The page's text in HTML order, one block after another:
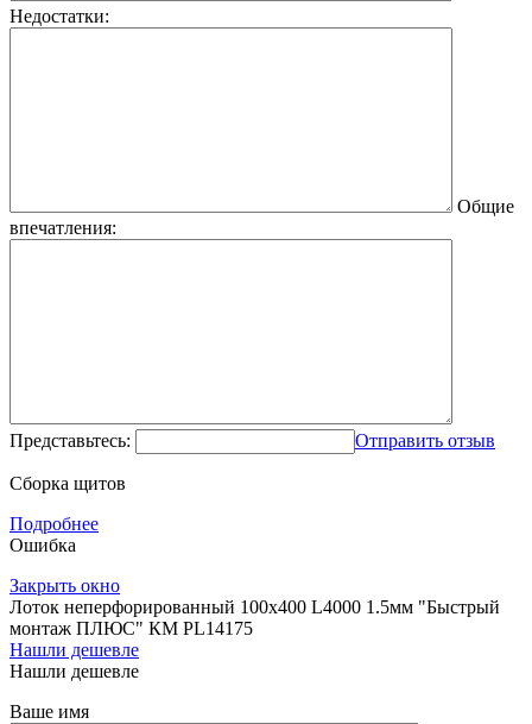
Недостатки:
Общие
впечатления:
Представьтесь: Отправить отзыв
Сборка щитов
Подробнее
Ошибка
Закрыть окно
Лоток неперфорированный 100х400 L4000 1.5мм "Быстрый
монтаж ПЛЮС" КМ PL14175
Нашли дешевле
Нашли дешевле
Ваше имя